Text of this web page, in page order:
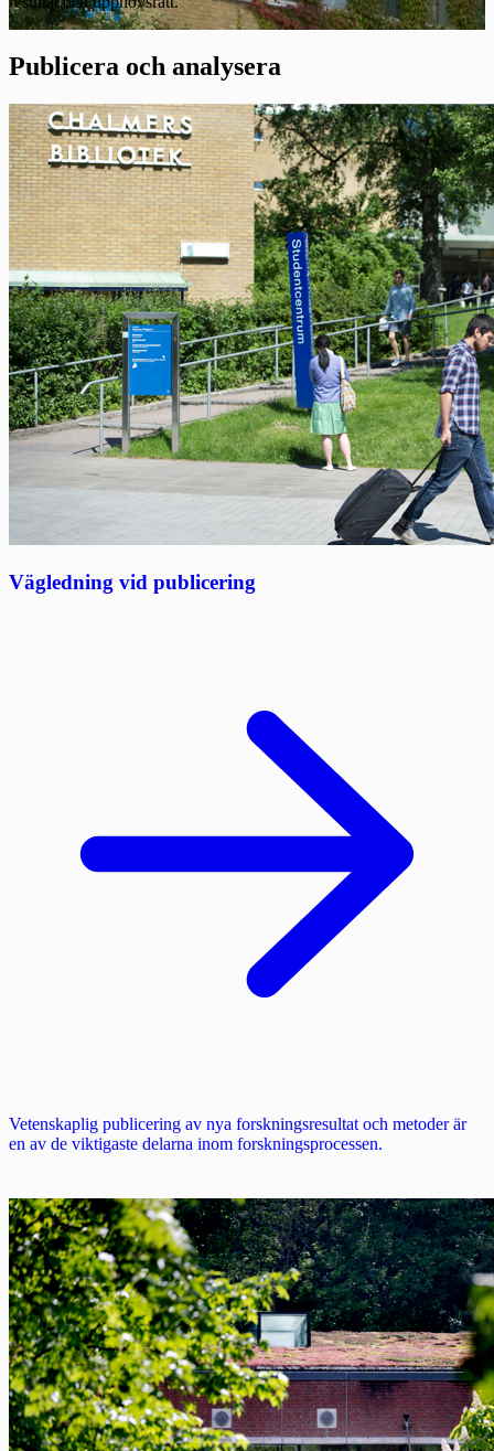
Publicera och analysera
Vägledning vid publicering
Vetenskaplig publicering av nya forskningsresultat och metoder är
en av de viktigaste delarna inom forskningsprocessen.